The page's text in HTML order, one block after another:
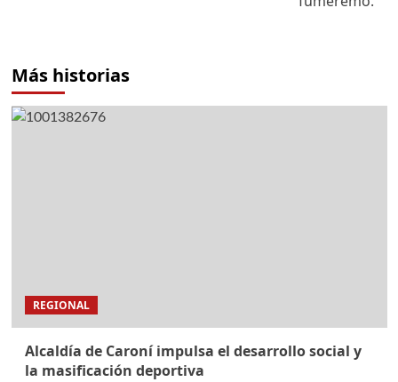
Más historias
REGIONAL
Alcaldía de Caroní impulsa el desarrollo social y
la masificación deportiva